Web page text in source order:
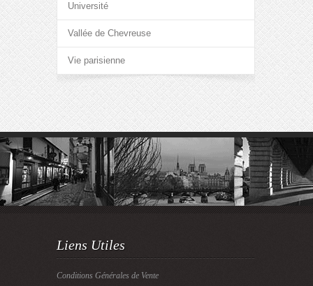
Université
Vallée de Chevreuse
Vie parisienne
Liens Utiles
Conditions Générales de Vente